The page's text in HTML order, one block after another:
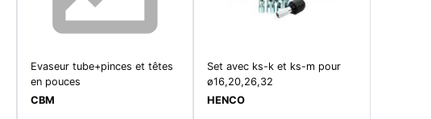
Evaseur tube+pinces et têtes
en pouces
CBM
Set avec ks-k et ks-m pour
ø16,20,26,32
HENCO